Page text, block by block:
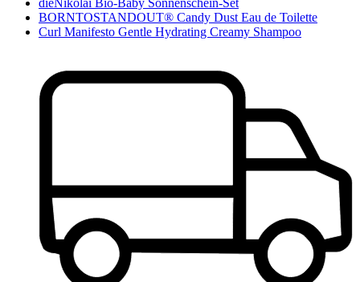
BORNTOSTANDOUT® Candy Dust Eau de Toilette
Curl Manifesto Gentle Hydrating Creamy Shampoo